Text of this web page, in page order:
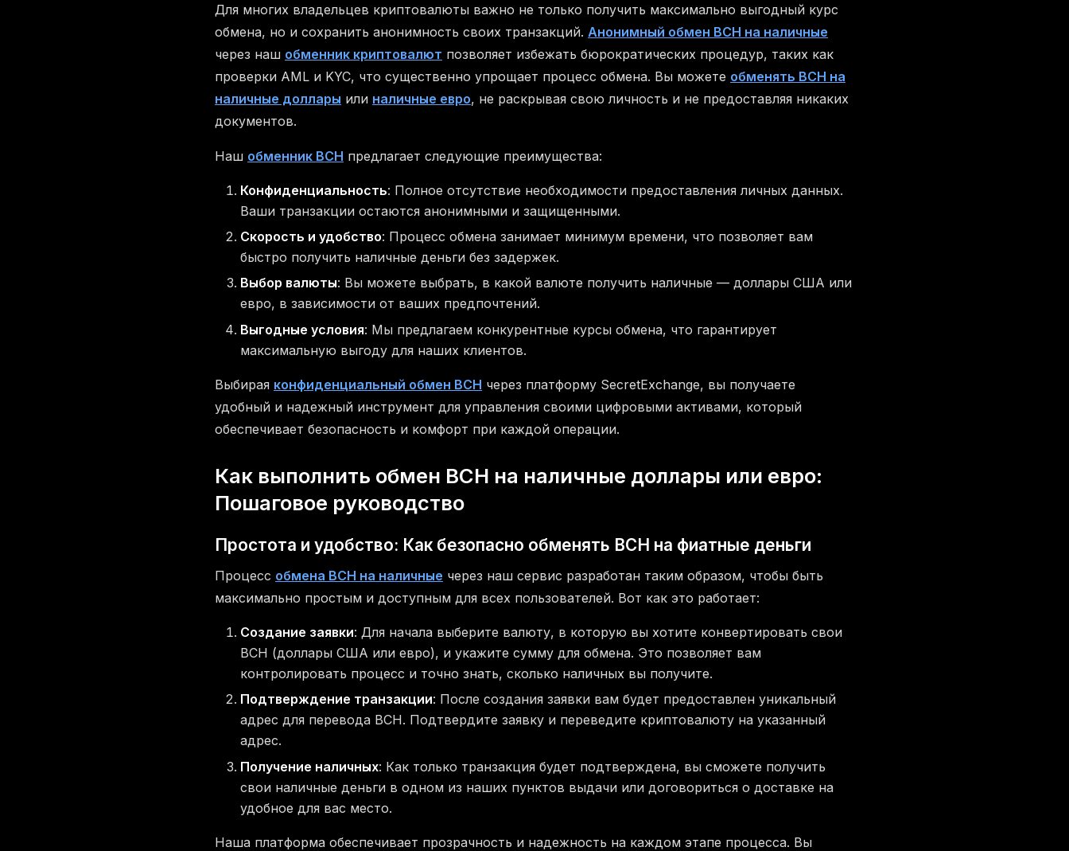
Для многих владельцев криптовалюты важно не только получить максимально выгодный курс
обмена, но и сохранить анонимность своих транзакций. Анонимный обмен BCH на наличные
через наш обменник криптовалют позволяет избежать бюрократических процедур, таких как
проверки AML и KYC, что существенно упрощает процесс обмена. Вы можете обменять BCH на
наличные доллары или наличные евро, не раскрывая свою личность и не предоставляя никаких
документов.
Наш обменник BCH предлагает следующие преимущества:
Конфиденциальность: Полное отсутствие необходимости предоставления личных данных.
Ваши транзакции остаются анонимными и защищенными.
Скорость и удобство: Процесс обмена занимает минимум времени, что позволяет вам
быстро получить наличные деньги без задержек.
Выбор валюты: Вы можете выбрать, в какой валюте получить наличные — доллары США или
евро, в зависимости от ваших предпочтений.
Выгодные условия: Мы предлагаем конкурентные курсы обмена, что гарантирует
максимальную выгоду для наших клиентов.
Выбирая конфиденциальный обмен BCH через платформу SecretExchange, вы получаете
удобный и надежный инструмент для управления своими цифровыми активами, который
обеспечивает безопасность и комфорт при каждой операции.
Как выполнить обмен BCH на наличные доллары или евро:
Пошаговое руководство
Простота и удобство: Как безопасно обменять BCH на фиатные деньги
Процесс обмена BCH на наличные через наш сервис разработан таким образом, чтобы быть
максимально простым и доступным для всех пользователей. Вот как это работает:
Создание заявки: Для начала выберите валюту, в которую вы хотите конвертировать свои
BCH (доллары США или евро), и укажите сумму для обмена. Это позволяет вам
контролировать процесс и точно знать, сколько наличных вы получите.
Подтверждение транзакции: После создания заявки вам будет предоставлен уникальный
адрес для перевода BCH. Подтвердите заявку и переведите криптовалюту на указанный
адрес.
Получение наличных: Как только транзакция будет подтверждена, вы сможете получить
свои наличные деньги в одном из наших пунктов выдачи или договориться о доставке на
удобное для вас место.
Наша платформа обеспечивает прозрачность и надежность на каждом этапе процесса. Вы